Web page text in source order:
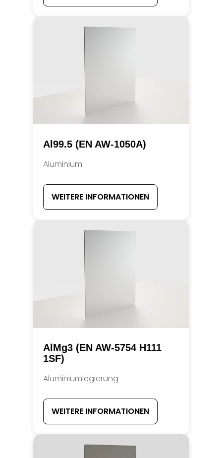
Al99.5 (EN AW-1050A)
Aluminium
WEITERE INFORMATIONEN
AlMg3 (EN AW-5754 H111
1SF)
Aluminiumlegierung
WEITERE INFORMATIONEN